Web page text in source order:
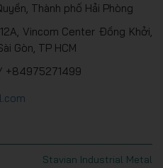
Thành phố Hải Phòng
Vincom Center Đồng Khởi,
Gòn, TP HCM
+84975271499
Stavian Industrial Metal